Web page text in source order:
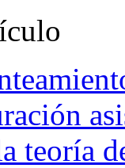
teoría